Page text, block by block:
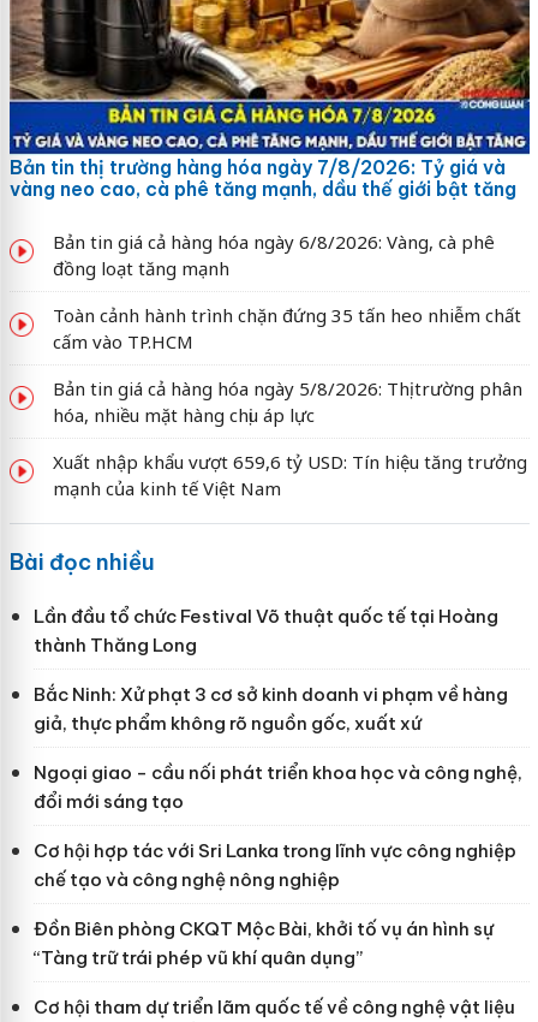
Bản tin thị trường hàng hóa ngày 7/8/2026: Tỷ giá và
vàng neo cao, cà phê tăng mạnh, dầu thế giới bật tăng
Bản tin giá cả hàng hóa ngày 6/8/2026: Vàng, cà phê
đồng loạt tăng mạnh
Toàn cảnh hành trình chặn đứng 35 tấn heo nhiễm chất
cấm vào TP.HCM
Bản tin giá cả hàng hóa ngày 5/8/2026: Thị trường phân
hóa, nhiều mặt hàng chịu áp lực
Xuất nhập khẩu vượt 659,6 tỷ USD: Tín hiệu tăng trưởng
mạnh của kinh tế Việt Nam
Bài đọc nhiều
Lần đầu tổ chức Festival Võ thuật quốc tế tại Hoàng
thành Thăng Long
Bắc Ninh: Xử phạt 3 cơ sở kinh doanh vi phạm về hàng
giả, thực phẩm không rõ nguồn gốc, xuất xứ
Ngoại giao - cầu nối phát triển khoa học và công nghệ,
đổi mới sáng tạo
Cơ hội hợp tác với Sri Lanka trong lĩnh vực công nghiệp
chế tạo và công nghệ nông nghiệp
Đồn Biên phòng CKQT Mộc Bài, khởi tố vụ án hình sự
“Tàng trữ trái phép vũ khí quân dụng”
Cơ hội tham dự triển lãm quốc tế về công nghệ vật liệu